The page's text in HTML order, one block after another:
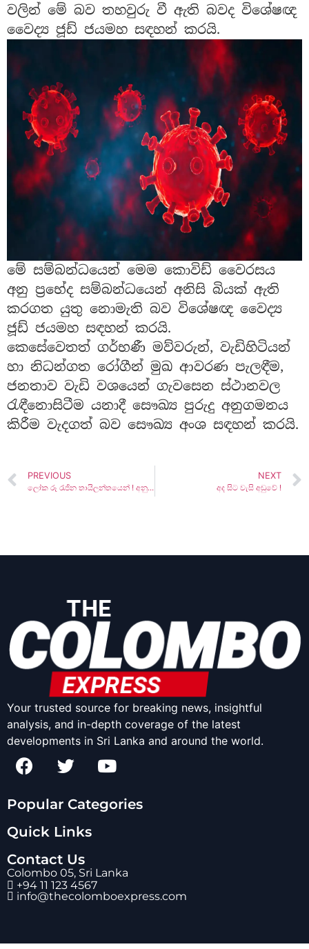
වලින් මේ බව තහවුරු වී ඇති බවද විශේෂඥ
වෛද්‍ය ජූඩ් ජයමහ සඳහන් කරයි.
මේ සම්බන්ධයෙන් මෙම කොවිඩ් වෛරසය
අනු ප්‍රභේද සම්බන්ධයෙන් අනිසි බියක් ඇති
කරගත යුතු නොමැති බව විශේෂඥ වෛද්‍ය
ජූඩ් ජයමහ සඳහන් කරයි.
කෙසේවෙතත් ගර්භණී මව්වරුන්, වැඩිහිටියන්
හා නිධන්ගත රෝගීන් මුඛ ආවරණ පැලඳීම,
ජනතාව වැඩි වශයෙන් ගැවසෙන ස්ථානවල
රැඳීනොසිටීම යනාදී සෞඛ්‍ය පුරුදු අනුගමනය
කිරීම වැදගත් බව සෞඛ්‍ය අංශ සඳහන් කරයි.
PREVIOUS
ලෝක රූ රැජින තායිලන්තයෙන් ! අනුදිගේ බලාපොරොත්තු බිඳ වැටේ
NEXT
අද සිට වැසි අඩුවේ !
Your trusted source for breaking news, insightful
analysis, and in-depth coverage of the latest
developments in Sri Lanka and around the world.
Popular Categories
Quick Links
Contact Us
Colombo 05, Sri Lanka
+94 11 123 4567
info@thecolomboexpress.com